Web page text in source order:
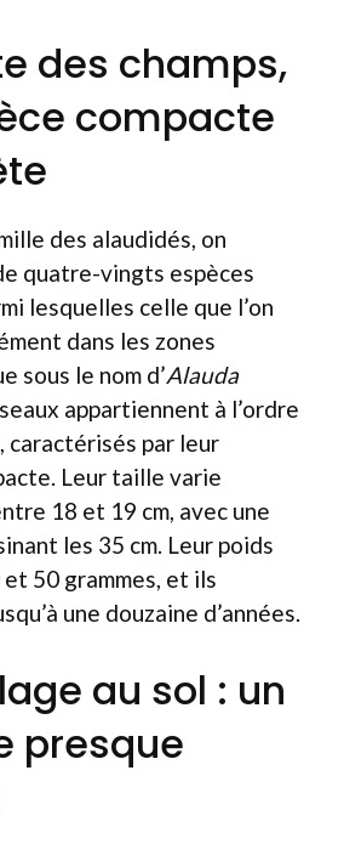
des champs,
compacte
des alaudidés, on
quatre-vingts espèces
lesquelles celle que l’on
dans les zones
sous le nom d’Alauda
appartiennent à l’ordre
caractérisés par leur
Leur taille varie
18 et 19 cm, avec une
les 35 cm. Leur poids
50 grammes, et ils
une douzaine d’années.
au sol : un
presque